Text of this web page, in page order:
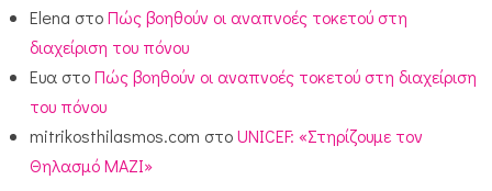
Elena στοΠώς βοηθούν οι αναπνοές τοκετού στη
διαχείριση του πόνου
Ευα στοΠώς βοηθούν οι αναπνοές τοκετού στη διαχείριση
του πόνου
mitrikosthilasmos.com στοUNICEF: «Στηρίζουμε τον
Θηλασμό ΜΑΖΙ»